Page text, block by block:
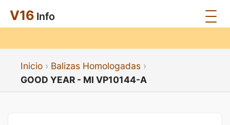
V16 Info
Inicio
Balizas Homologadas
GOOD YEAR - MI VP10144-A